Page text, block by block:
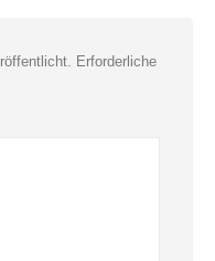
Erforderliche